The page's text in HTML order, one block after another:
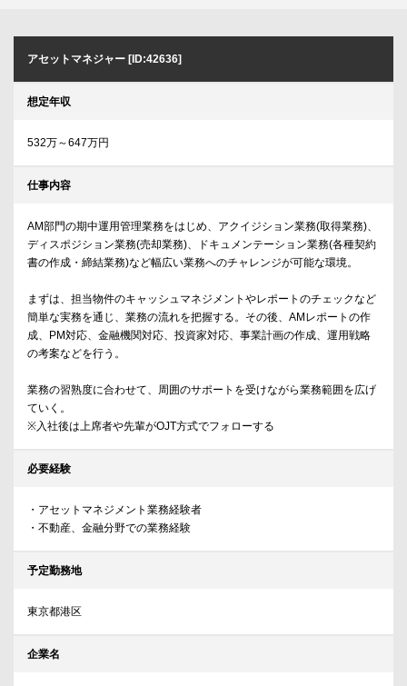
アセットマネジャー [ID:42636]
想定年収
532万～647万円
仕事内容
AM部門の期中運用管理業務をはじめ、アクイジション業務(取得業務)、
ディスポジション業務(売却業務)、ドキュメンテーション業務(各種契約
書の作成・締結業務)など幅広い業務へのチャレンジが可能な環境。
まずは、担当物件のキャッシュマネジメントやレポートのチェックなど
簡単な実務を通じ、業務の流れを把握する。その後、AMレポートの作
成、PM対応、金融機関対応、投資家対応、事業計画の作成、運用戦略
の考案などを行う。
業務の習熟度に合わせて、周囲のサポートを受けながら業務範囲を広げ
ていく。
※入社後は上席者や先輩がOJT方式でフォローする
必要経験
・アセットマネジメント業務経験者
・不動産、金融分野での業務経験
予定勤務地
東京都港区
企業名